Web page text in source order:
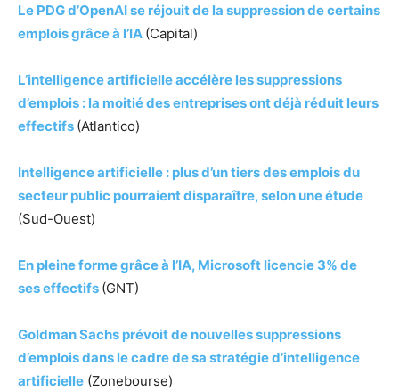
Le PDG d’OpenAI se réjouit de la suppression de certains
emplois grâce à l’IA (Capital)
L’intelligence artificielle accélère les suppressions
d’emplois : la moitié des entreprises ont déjà réduit leurs
effectifs (Atlantico)
Intelligence artificielle : plus d’un tiers des emplois du
secteur public pourraient disparaître, selon une étude
(Sud-Ouest)
En pleine forme grâce à l’IA, Microsoft licencie 3% de
ses effectifs (GNT)
Goldman Sachs prévoit de nouvelles suppressions
d’emplois dans le cadre de sa stratégie d’intelligence
artificielle (Zonebourse)